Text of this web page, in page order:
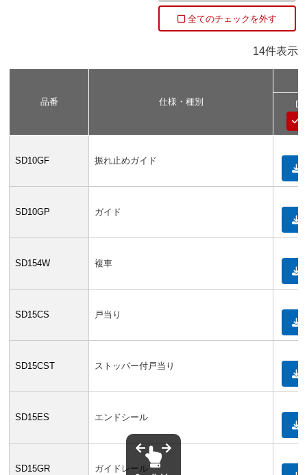
14件表示
全てのチェックを外す
品番 仕様・種別
SD10GF 振れ止めガイド
SD10GP ガイド
SD154W 複車
SD15CS 戸当り
SD15CST ストッパー付戸当り
SD15ES エンドシール
SD15GR ガイドレール